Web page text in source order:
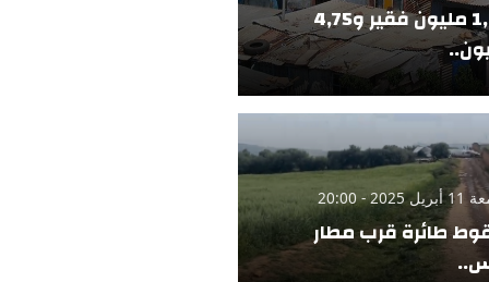
1,42 مليون فقير و4,75
- 20:00
طائرة قرب مطار